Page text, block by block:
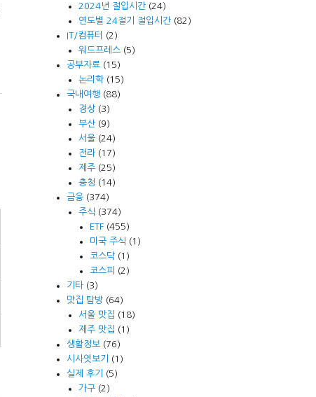
2024년 절입시간(24)
연도별 24절기 절입시간(82)
IT/컴퓨터
(2)
워드프레스(5)
공부자료 (15)
논리학(15)
국내여행 (88)
경상(3)
부산(9)
서울(24)
전라(17)
제주(25)
충청 (14)
금융 (374)
주식 (374)
ETF(455)
미국 주식 (1)
코스닥(1)
코스피
(2)
기타 (3)
맛집 탐방 (64)
서울 맛집 (18)
제주 맛집 (1)
생활정보 (76)
시사엿보기
(1)
실제 후기
(5)
가구(2)